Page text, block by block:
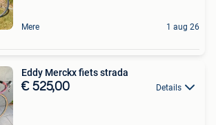
Mere 1 aug 26
Eddy Merckx fiets strada
€ 525,00 Details